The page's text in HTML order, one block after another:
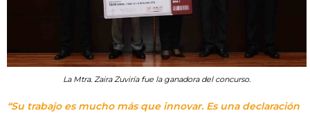
La Mtra. Zaira Zuviría fue la ganadora del concurso.
“Su trabajo es mucho más que innovar. Es una declaración